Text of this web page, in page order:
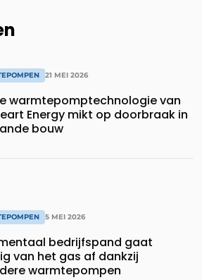
21 MEI 2026
warmtepomptechnologie van
Energy mikt op doorbraak in
bouw
5 MEI 2026
bedrijfspand gaat
van het gas af dankzij
warmtepompen